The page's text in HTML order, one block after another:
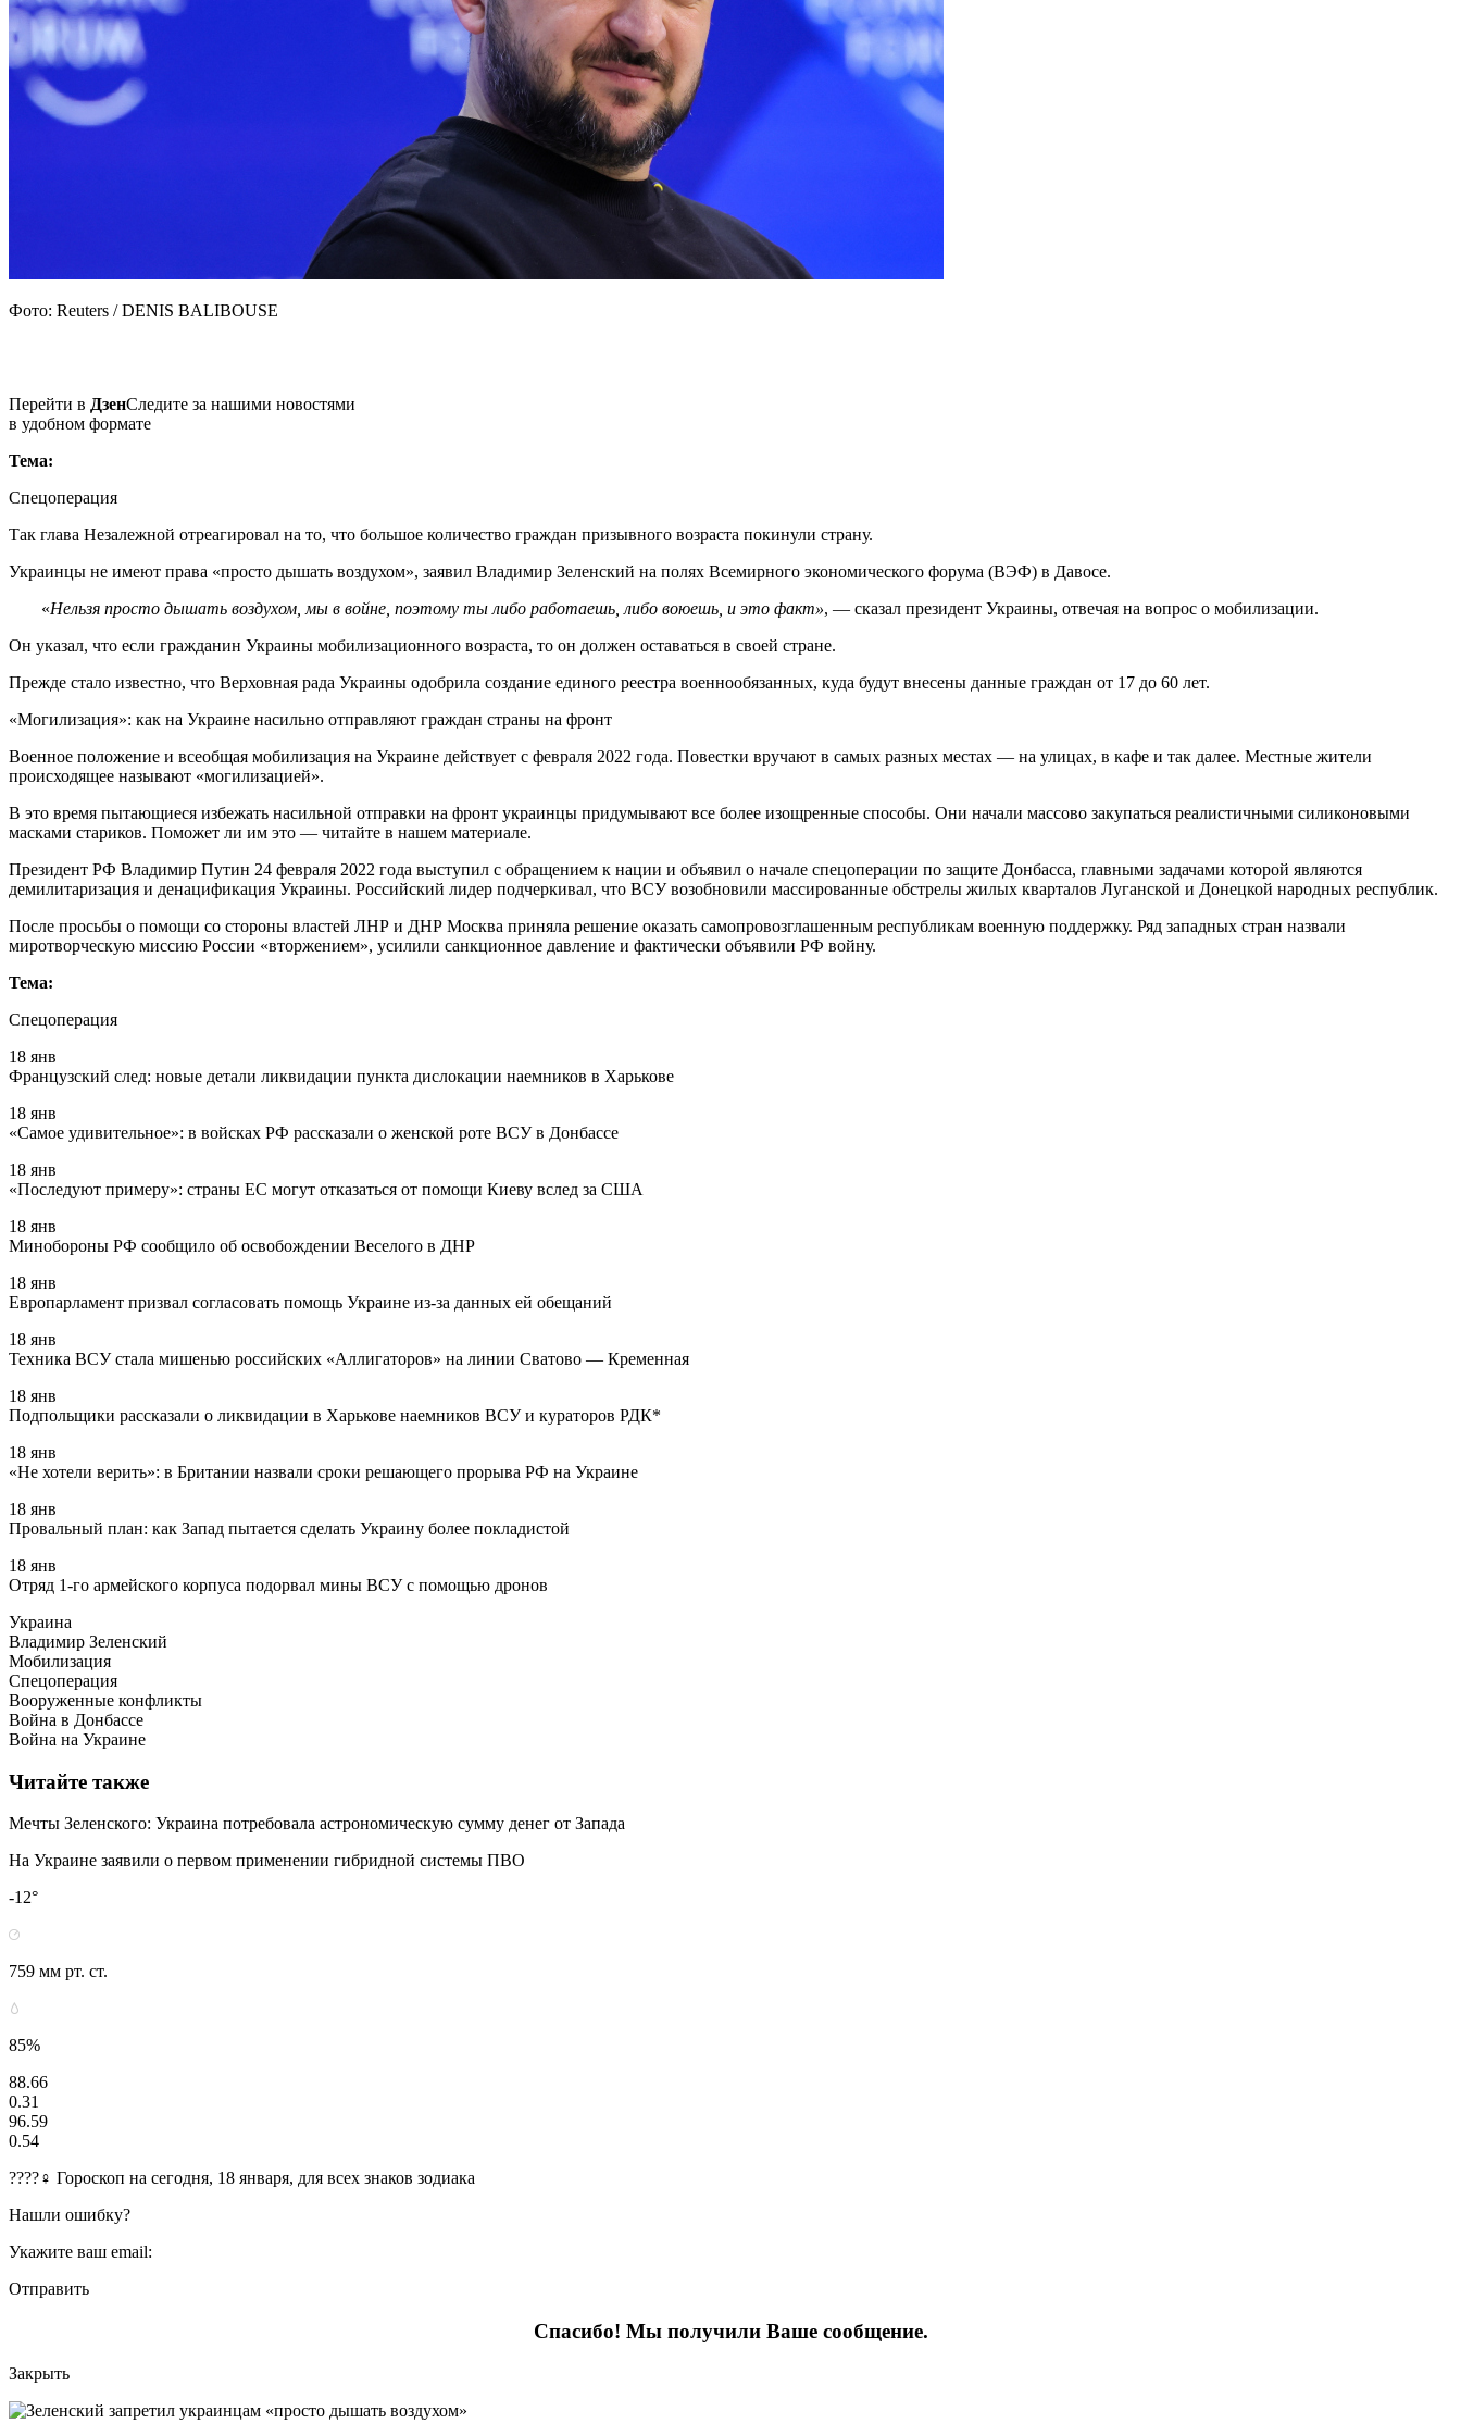
Фото: Reuters / DENIS BALIBOUSE
Перейти в ДзенСледите за нашими новостями
в удобном формате
Тема:
Спецоперация
Так глава Незалежной отреагировал на то, что большое количество граждан призывного возраста покинули страну.
Украинцы не имеют права «просто дышать воздухом», заявил Владимир Зеленский на полях Всемирного экономического форума (ВЭФ) в Давосе.
«Нельзя просто дышать воздухом, мы в войне, поэтому ты либо работаешь, либо воюешь, и это факт», — сказал президент Украины, отвечая на вопрос о мобилизации.
Он указал, что если гражданин Украины мобилизационного возраста, то он должен оставаться в своей стране.
Прежде стало известно, что Верховная рада Украины одобрила создание единого реестра военнообязанных, куда будут внесены данные граждан от 17 до 60 лет.
«Могилизация»: как на Украине насильно отправляют граждан страны на фронт
Военное положение и всеобщая мобилизация на Украине действует с февраля 2022 года. Повестки вручают в самых разных местах — на улицах, в кафе и так далее. Местные жители
происходящее называют «могилизацией».
В это время пытающиеся избежать насильной отправки на фронт украинцы придумывают все более изощренные способы. Они начали массово закупаться реалистичными силиконовыми
масками стариков. Поможет ли им это — читайте в нашем материале.
Президент РФ Владимир Путин 24 февраля 2022 года выступил с обращением к нации и объявил о начале спецоперации по защите Донбасса, главными задачами которой являются
демилитаризация и денацификация Украины. Российский лидер подчеркивал, что ВСУ возобновили массированные обстрелы жилых кварталов Луганской и Донецкой народных республик.
После просьбы о помощи со стороны властей ЛНР и ДНР Москва приняла решение оказать самопровозглашенным республикам военную поддержку. Ряд западных стран назвали
миротворческую миссию России «вторжением», усилили санкционное давление и фактически объявили РФ войну.
Тема:
Спецоперация
18 янв
Французский след: новые детали ликвидации пункта дислокации наемников в Харькове
18 янв
«Самое удивительное»: в войсках РФ рассказали о женской роте ВСУ в Донбассе
18 янв
«Последуют примеру»: страны ЕС могут отказаться от помощи Киеву вслед за США
18 янв
Минобороны РФ сообщило об освобождении Веселого в ДНР
18 янв
Европарламент призвал согласовать помощь Украине из-за данных ей обещаний
18 янв
Техника ВСУ стала мишенью российских «Аллигаторов» на линии Сватово — Кременная
18 янв
Подпольщики рассказали о ликвидации в Харькове наемников ВСУ и кураторов РДК*
18 янв
«Не хотели верить»: в Британии назвали сроки решающего прорыва РФ на Украине
18 янв
Провальный план: как Запад пытается сделать Украину более покладистой
18 янв
Отряд 1-го армейского корпуса подорвал мины ВСУ с помощью дронов
Украина
Владимир Зеленский
Мобилизация
Спецоперация
Вооруженные конфликты
Война в Донбассе
Война на Украине
Читайте также
Мечты Зеленского: Украина потребовала астрономическую сумму денег от Запада
На Украине заявили о первом применении гибридной системы ПВО
-12°
759 мм рт. ст.
85%
88.66
0.31
96.59
0.54
????‍♀ Гороскоп на сегодня, 18 января, для всех знаков зодиака
Нашли ошибку?
Укажите ваш email:
Отправить
Спасибо! Мы получили Ваше сообщение.
Закрыть